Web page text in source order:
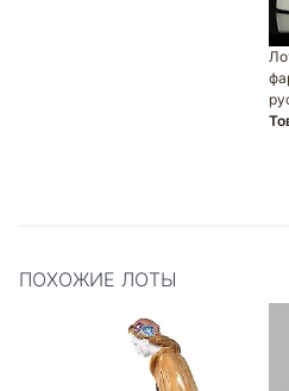
ПОХОЖИЕ ЛОТЫ